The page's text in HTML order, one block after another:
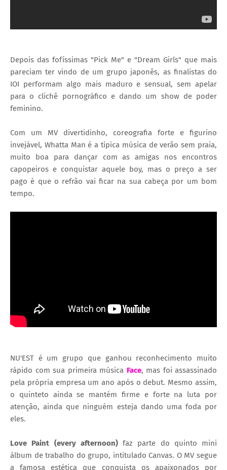
Depois das fofíssimas "Pick Me" e "Dream Girls" que mais
pareciam ter vindo de um grupo japonês, as finalistas do
IOI performam algo mais maduro e sensual, sem apelar
para o clichê pornográfico e dando um show de poder
feminino.
Com um MV divertidinho, coreografia forte e figurino
invejável, Whatta Man é a típica música de verão sem praia,
muito boa para dançar com as amigas nos encontros
capopeiros e conquistar aquele boy, mas o preço a ser
pago é que o refrão vai ficar na sua cabeça por um bom
tempo.
NU'EST é um grupo que ganhou reconhecimento muito
rápido com sua primeira música Face, mas foi assassinado
pela própria empresa um ano após o debut. Mesmo assim,
o quinteto ainda se mantém firme e forte na luta por
atenção, ainda que ninguém esteja dando uma foda por
eles.
Love Paint (every afternoon) faz parte do quinto mini
álbum de trabalho do grupo, intitulado Canvas. O MV segue
a famosa estética que conquista os apaixonados por